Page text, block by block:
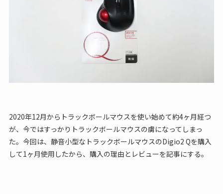
2020年12月からトラックボールマウスを使い始めて約4ヶ月経つ
が、今ではすっかりトラックボールマウスの虜になってしまっ
た。今回は、静音小型なトラックボールマウスのDigio2 Qを購入
して1ヶ月使用したから、購入の理由とレビューを記事にする。